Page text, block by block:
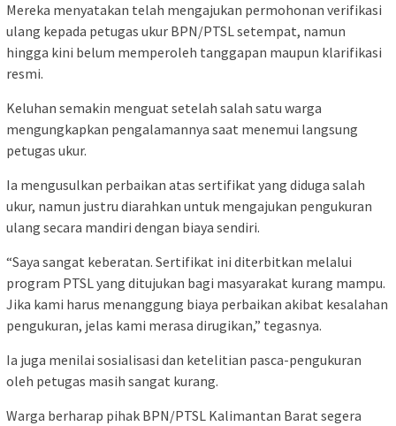
Mereka menyatakan telah mengajukan permohonan verifikasi
ulang kepada petugas ukur BPN/PTSL setempat, namun
hingga kini belum memperoleh tanggapan maupun klarifikasi
resmi.
Keluhan semakin menguat setelah salah satu warga
mengungkapkan pengalamannya saat menemui langsung
petugas ukur.
Ia mengusulkan perbaikan atas sertifikat yang diduga salah
ukur, namun justru diarahkan untuk mengajukan pengukuran
ulang secara mandiri dengan biaya sendiri.
“Saya sangat keberatan. Sertifikat ini diterbitkan melalui
program PTSL yang ditujukan bagi masyarakat kurang mampu.
Jika kami harus menanggung biaya perbaikan akibat kesalahan
pengukuran, jelas kami merasa dirugikan,” tegasnya.
Ia juga menilai sosialisasi dan ketelitian pasca-pengukuran
oleh petugas masih sangat kurang.
Warga berharap pihak BPN/PTSL Kalimantan Barat segera